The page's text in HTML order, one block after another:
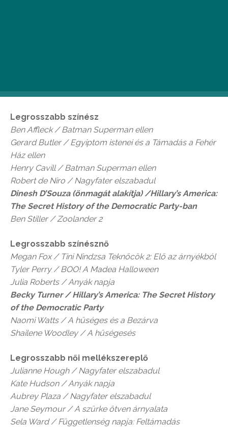
Zoolander2
Legrosszabb színész
Ben Affleck / Batman Superman ellen
Gerard Butler /Egyiptom istenei és a Támadás a Fehér
Ház ellen
Henry Cavill / Batman Superman ellen
Robert de Niro /Nagyfater elszabadul
Dinesh D’Souza (önmagát alakítja) /Hillary’s America:
The Secret History of the Democratic Party-ban
Ben Stiller / Zoolander 2
Legrosszabb színésznő
Megan Fox / Tini Nindzsa Teknőcök 2: Elő az árnyékból
Tyler Perry / BOO! A Madea Halloween
Julia Roberts /Anyák napja
Becky Turner / Hillary’s America: The Secret History
of the Democratic Party
Naomi Watts /A hűséges és a Bezárva
Shailene Woodley /A hűségesés
Legrosszabb női mellékszereplő
Julianne Hough /Nagyfater elszabadul
Kate Hudson /Anyák napja
Aubrey Plaza /Nagyfater elszabadul
Jane Seymour /A szürke ötven árnyalata
Sela Ward /Függetlenség napja: Feltámadás